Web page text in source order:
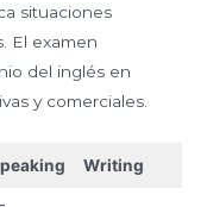
situaciones
El examen
del inglés en
y comerciales.
Writing